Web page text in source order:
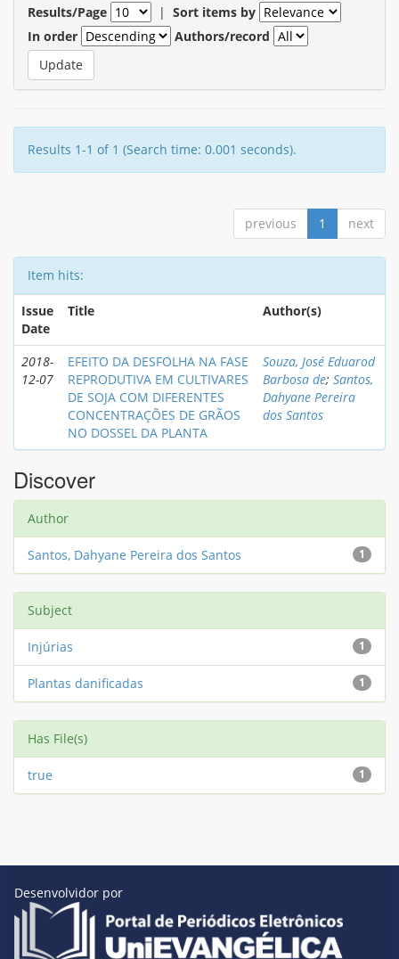
Results/Page | Sort items by
In order
Authors/record
Results 1-1 of 1 (Search time: 0.001 seconds).
previous 1 next
Item hits:
Issue
Date
Title Author(s)
2018-
12-07
EFEITO DA DESFOLHA NA FASE
REPRODUTIVA EM CULTIVARES
DE SOJA COM DIFERENTES
CONCENTRAÇÕES DE GRÃOS
NO DOSSEL DA PLANTA
Souza, José Eduarod
Barbosa de; Santos,
Dahyane Pereira
dos Santos
Discover
Author
1
Santos, Dahyane Pereira dos Santos
Subject
1
Injúrias
1
Plantas danificadas
Has File(s)
1
true
Desenvolvidor por